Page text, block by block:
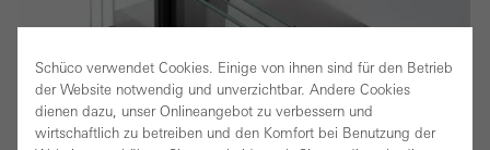
Schüco verwendet Cookies. Einige von ihnen sind für den Betrieb
der Website notwendig und unverzichtbar. Andere Cookies
dienen dazu, unser Onlineangebot zu verbessern und
wirtschaftlich zu betreiben und den Komfort bei Benutzung der